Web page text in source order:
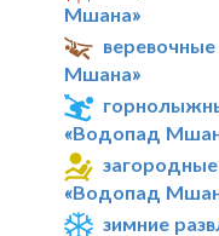
Мшана»
Мшана»
«Водопад
«Водопад
зимние